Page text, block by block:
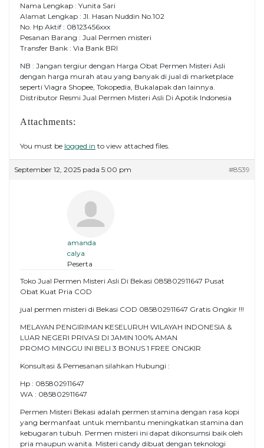
Nama Lengkap : Yunita Sari
Alamat Lengkap : Jl. Hasan Nuddin No.102
No. Hp Aktif : 08123456xxx
Pesanan Barang : Jual Permen misteri
Transfer Bank : Via Bank BRI
NB : Jangan tergiur dengan Harga Obat Permen Misteri Asli
dengan harga murah atau yang banyak di jual di marketplace
seperti Viagra Shopee, Tokopedia, Bukalapak dan lainnya.
Distributor Resmi Jual Permen Misteri Asli Di Apotik Indonesia
Attachments:
You must be logged in to view attached files.
September 12, 2025 pada 5:00 pm #8539
amanda
calya
Peserta
Toko Jual Permen Misteri Asli Di Bekasi 085802911647 Pusat
Obat Kuat Pria COD
jual permen misteri di Bekasi COD 085802911647 Gratis Ongkir !!!
MELAYAN PENGIRIMAN KESELURUH WILAYAH INDONESIA &
LUAR NEGERI PRIVASI DI JAMIN 100% AMAN
PROMO MINGGU INI BELI 3 BONUS 1 FREE ONGKIR
Konsultasi & Pemesanan silahkan Hubungi :
Hp : 085802911647
WA : 085802911647
Permen Misteri Bekasi adalah permen stamina dengan rasa kopi
yang bermanfaat untuk membantu meningkatkan stamina dan
kebugaran tubuh. Permen misteri ini dapat dikonsumsi baik oleh
pria maupun wanita. Misteri candy dibuat dengan teknologi